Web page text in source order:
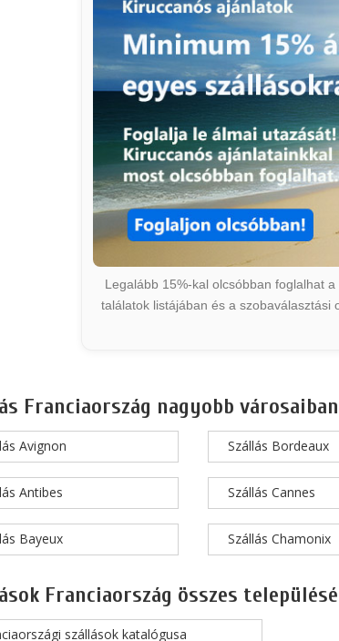
Legalább 15%-kal olcsóbban foglalhat
találatok listájában és a szobaválasztási
Franciaország nagyobb
Avignon
Antibes
Bayeux
Szállás Bordeaux
Szállás Cannes
Szállás Chamonix
Franciaország összes
szállások katalógusa